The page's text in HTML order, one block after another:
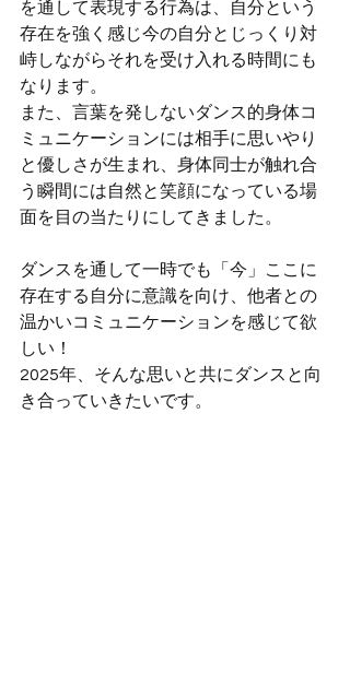
を通して表現する行為は、自分という
存在を強く感じ今の自分とじっくり対
峙しながらそれを受け入れる時間にも
なります。
また、言葉を発しないダンス的身体コ
ミュニケーションには相手に思いやり
と優しさが生まれ、身体同士が触れ合
う瞬間には自然と笑顔になっている場
面を目の当たりにしてきました。
ダンスを通して一時でも「今」ここに
存在する自分に意識を向け、他者との
温かいコミュニケーションを感じて欲
しい！
2025年、そんな思いと共にダンスと向
き合っていきたいです。